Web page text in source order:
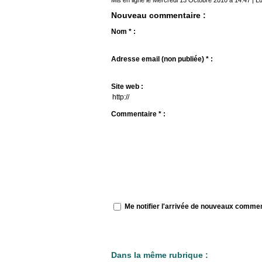
Nouveau commentaire :
Nom * :
Adresse email (non publiée) * :
Site web :
Commentaire * :
Me notifier l'arrivée de nouveaux
Dans la même rubrique :